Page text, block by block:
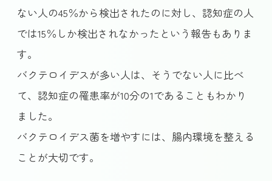
ない人の45％から検出されたのに対し、認知症の人
では15％しか検出されなかったという報告もありま
す。
バクテロイデスが多い人は、そうでない人に比べ
て、認知症の罹患率が10分の1であることもわかり
ました。
バクテロイデス菌を増やすには、腸内環境を整える
ことが大切です。